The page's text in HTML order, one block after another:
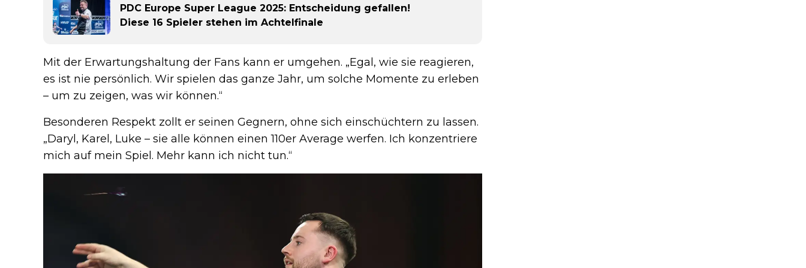
PDC Europe Super League 2025: Entscheidung gefallen!
Diese 16 Spieler stehen im Achtelfinale
Mit der Erwartungshaltung der Fans kann er umgehen. „Egal, wie sie reagieren,
es ist nie persönlich. Wir spielen das ganze Jahr, um solche Momente zu erleben
– um zu zeigen, was wir können.“
Besonderen Respekt zollt er seinen Gegnern, ohne sich einschüchtern zu lassen.
„Daryl, Karel, Luke – sie alle können einen 110er Average werfen. Ich konzentriere
mich auf mein Spiel. Mehr kann ich nicht tun.“